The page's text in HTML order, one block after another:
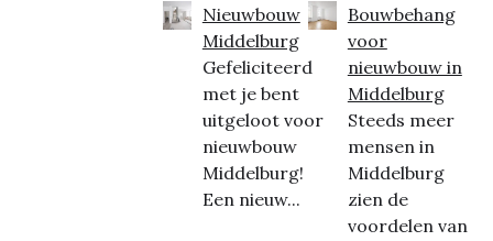
Nieuwbouw
Middelburg
Gefeliciteerd
met je bent
uitgeloot voor
nieuwbouw
Middelburg!
Een nieuw...
Bouwbehang
voor
nieuwbouw in
Middelburg
Steeds meer
mensen in
Middelburg
zien de
voordelen van